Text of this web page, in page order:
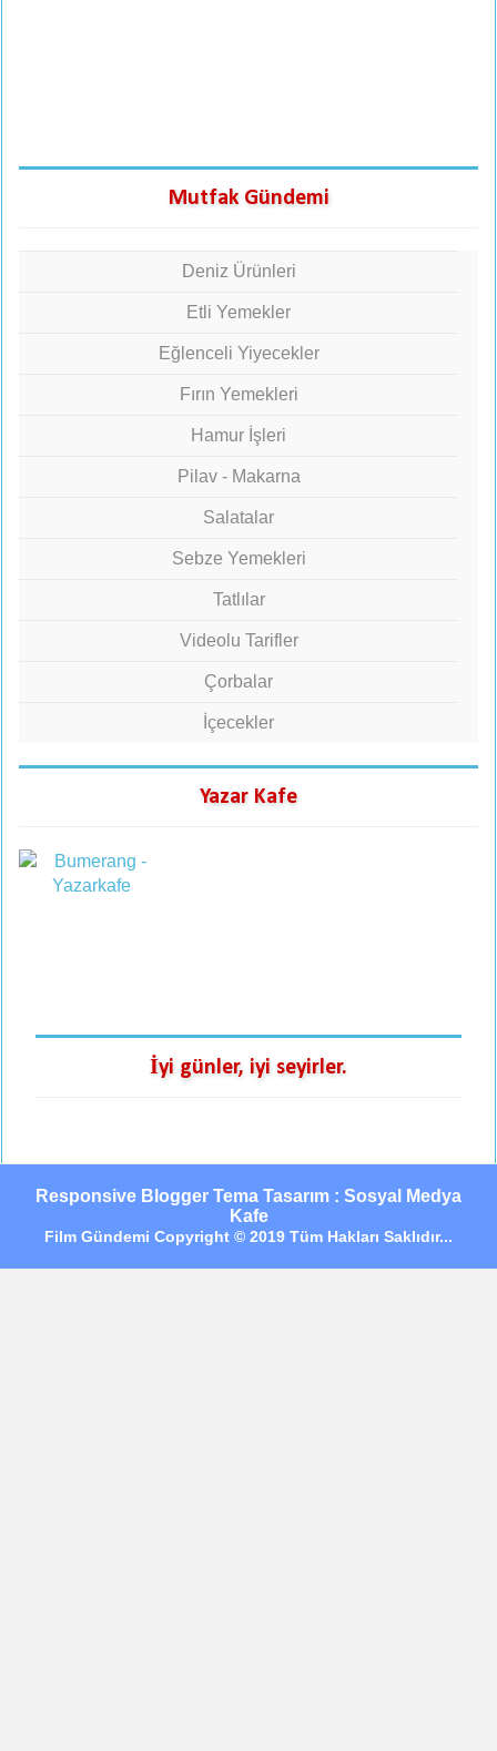
Mutfak Gündemi
Deniz Ürünleri
Etli Yemekler
Eğlenceli Yiyecekler
Fırın Yemekleri
Hamur İşleri
Pilav - Makarna
Salatalar
Sebze Yemekleri
Tatlılar
Videolu Tarifler
Çorbalar
İçecekler
Yazar Kafe
İyi günler, iyi seyirler.
Responsive Blogger Tema Tasarım : Sosyal Medya
Kafe
Film Gündemi Copyright © 2019 Tüm Hakları Saklıdır...